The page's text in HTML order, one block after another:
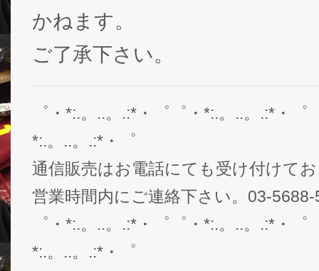
かねます。
ご了承下さい。
゜・*:.。..。.:*・゜゜・*:.。..。.:*・
*:.。..。.:*・゜
通信販売はお電話にても受け付けて
営業時間内にご連絡下さい。03-5688-
゜・*:.。..。.:*・゜゜・*:.。..。.:*・
*:.。..。.:*・゜